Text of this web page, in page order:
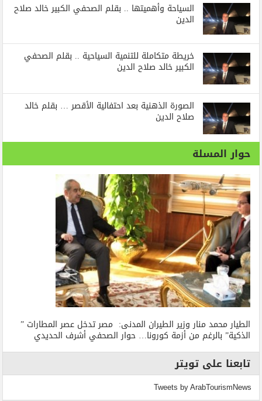
السياحة وأهميتها .. بقلم الصحفي الكبير خالد صلاح
الدين
خريطة متكاملة للتنمية السياحية .. بقلم الصحفي
الكبير خالد صلاح الدين
الصورة الذهنية بعد احتفالية الأقصر … بقلم خالد
صلاح الدين
حوار المسلة
الطيار محمد منار وزير الطيران المدنى: مصر تدخل عصر المطارات ”
الذكية” بالرغم من أزمة كورونا… حوار الصحفي أشرف الحديدي
تابعنا على تويتر
Tweets by ArabTourismNews